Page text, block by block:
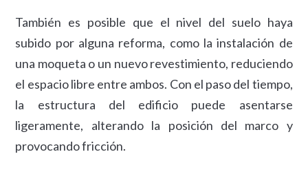
También es posible que el nivel del suelo haya
subido por alguna reforma, como la instalación de
una moqueta o un nuevo revestimiento, reduciendo
el espacio libre entre ambos. Con el paso del tiempo,
la estructura del edificio puede asentarse
ligeramente, alterando la posición del marco y
provocando fricción.